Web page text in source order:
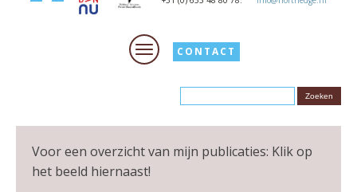
CONTACT
Voor een overzicht van mijn publicaties: Klik op
het beeld hiernaast!